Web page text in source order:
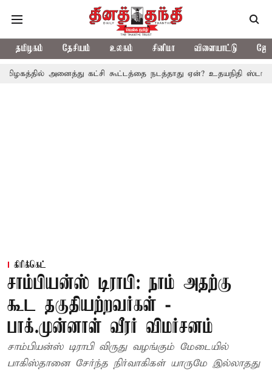
தமிழகம் தேசியம் உலகம் சினிமா விளையாட்டு
அனைத்து கட்சி கூட்டத்தை நடத்தாது ஏன்? உதயநிதி ஸ்டாலின் கேள்வி
கிரிக்கெட்
சாம்பியன்ஸ் டிராபி: நாம் அதற்கு
கூட தகுதியற்றவர்கள் -
பாக்.முன்னாள் வீரர் விமர்சனம்
சாம்பியன்ஸ் டிராபி விருது வழங்கும் மேடையில்
பாகிஸ்தானை சேர்ந்த நிர்வாகிகள் யாருமே இல்லாதது